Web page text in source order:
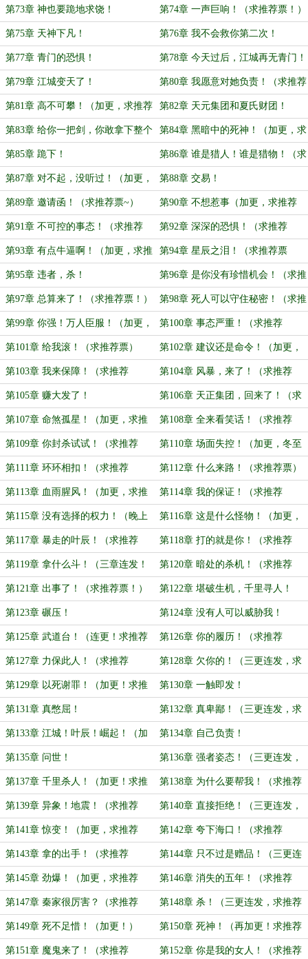
吗！
第73章 神也要跪地求饶！ 第74章 一声巨响！（求推荐票！）
第75章 天神下凡！ 第76章 我不会救你第二次！
第77章 青门的恐惧！ 第78章 今天过后，江城再无青门！
（加更！求推荐票）
第79章 江城变天了！ 第80章 我愿意对她负责！（求推荐
票！）
第81章 高不可攀！（加更，求推荐
票！）
第82章 天元集团和夏氏财团！
第83章 给你一把剑，你敢拿下整个
华夏吗！
第84章 黑暗中的死神！（加更，求
推荐票！）
第85章 跪下！ 第86章 谁是猎人！谁是猎物！（求
推荐票！）
第87章 对不起，没听过！（加更，
求推荐票！）
第88章 交易！
第89章 邀请函！（求推荐票~） 第90章 不想惹事（加更，求推荐
票！）
第91章 不可控的事态！（求推荐
票！）
第92章 深深的恐惧！（求推荐
票！）
第93章 有点牛逼啊！（加更，求推
荐票！）
第94章 星辰之泪！（求推荐票
哟！）
第95章 违者，杀！ 第96章 是你没有珍惜机会！（求推
荐票！）
第97章 总算来了！（求推荐票！） 第98章 死人可以守住秘密！（求推
荐票！）
第99章 你强！万人臣服！（加更，
求推荐票！）
第100章 事态严重！（求推荐
票！）
第101章 给我滚！（求推荐票） 第102章 建议还是命令！（加更，
求推荐票！）
第103章 我来保障！（求推荐
票！）
第104章 风暴，来了！（求推荐
票！）
第105章 赚大发了！ 第106章 天正集团，回来了！（求
推荐票！）
第107章 命煞孤星！（加更，求推
荐票！）
第108章 全来看笑话！（求推荐
票！）
第109章 你封杀试试！（求推荐
票！）
第110章 场面失控！（加更，冬至
快乐！）
第111章 环环相扣！（求推荐
票！）
第112章 什么来路！（求推荐票）
第113章 血雨腥风！（加更，求推
荐票！）
第114章 我的保证！（求推荐
票！）
第115章 没有选择的权力！（晚上
还有~）
第116章 这是什么怪物！（加更，
求推荐票！）
第117章 暴走的叶辰！（求推荐
票）
第118章 打的就是你！（求推荐
票！）
第119章 拿什么斗！（三章连发！
求推荐票！）
第120章 暗处的杀机！（求推荐
票！）
第121章 出事了！（求推荐票！） 第122章 堪破生机，千里寻人！
（三更连发，求推荐票！）
第123章 碾压！ 第124章 没有人可以威胁我！
第125章 武道台！（连更！求推荐
票！）
第126章 你的履历！（求推荐
票！）
第127章 力保此人！（求推荐
票！）
第128章 欠你的！（三更连发，求
推荐票~）
第129章 以死谢罪！（加更！求推
荐票！）
第130章 一触即发！
第131章 真憋屈！ 第132章 真卑鄙！（三更连发，求
推荐票！）
第133章 江城！叶辰！崛起！（加
更，求推荐票！）
第134章 自己负责！
第135章 问世！ 第136章 强者姿态！（三更连发，
求推荐费！）
第137章 千里杀人！（加更！求推
荐票！）
第138章 为什么要帮我！（求推荐
票！）
第139章 异象！地震！（求推荐
票！）
第140章 直接拒绝！（三更连发，
求推荐票！）
第141章 惊变！（加更，求推荐
票！）
第142章 夸下海口！（求推荐
票！）
第143章 拿的出手！（求推荐
票！）
第144章 只不过是赠品！（三更连
发，求推荐票）
第145章 劲爆！（加更，求推荐
票！）
第146章 消失的五年！（求推荐
票！）
第147章 秦家很厉害？（求推荐
票）
第148章 杀！（三更连发，求推荐
票！）
第149章 死不足惜！（加更！） 第150章 死神！（再加更！求推荐
票！）
第151章 魔鬼来了！（求推荐 第152章 你是我的女人！（求推荐